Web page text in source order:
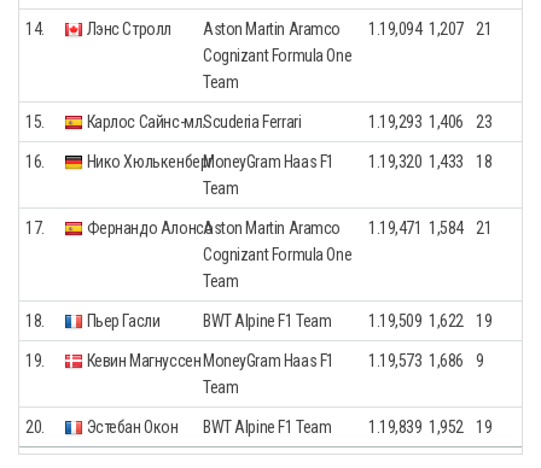
14. Лэнс Стролл
Aston Martin Aramco
Cognizant Formula One
Team
1.19,094 1,207 21
15. Карлос Сайнс-мл.Scuderia Ferrari 1.19,293 1,406 23
16. Нико ХюлькенбергMoneyGram Haas F1
Team
1.19,320 1,433 18
17. Фернандо АлонсоAston Martin Aramco
Cognizant Formula One
Team
1.19,471 1,584 21
18. Пьер Гасли BWT Alpine F1 Team 1.19,509 1,622 19
19. Кевин МагнуссенMoneyGram Haas F1
Team
1.19,573 1,686 9
20. Эстебан Окон BWT Alpine F1 Team 1.19,839 1,952 19